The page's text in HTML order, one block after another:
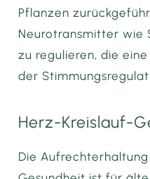
Pflanzen
Neurotransmitter wie
zu regulieren, die
der
Herz-Kreislauf-
Die